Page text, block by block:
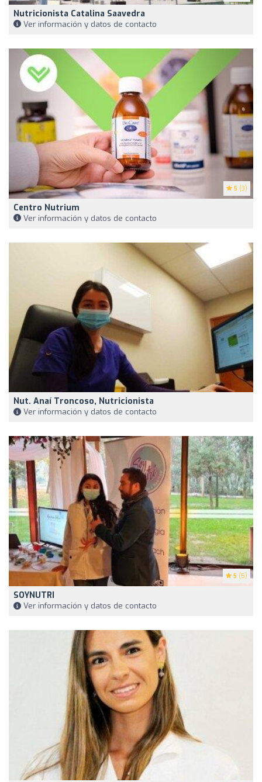
Nutricionista Catalina Saavedra
Ver información y datos de contacto
5 (3)
Centro Nutrium
Ver información y datos de contacto
Nut. Anaí Troncoso, Nutricionista
Ver información y datos de contacto
5 (5)
SOYNUTRI
Ver información y datos de contacto